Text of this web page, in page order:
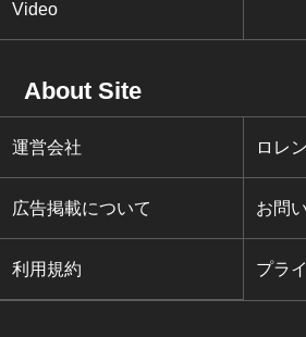
Video
About Site
運営会社 ロレ
広告掲載について お問
利用規約 プラ